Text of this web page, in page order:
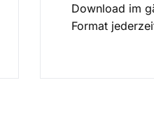
Download im
Format